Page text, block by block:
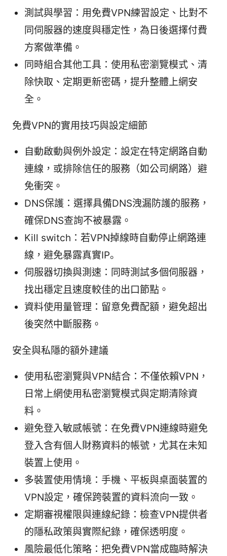
測試與學習：用免費VPN練習設定、比對不
同伺服器的速度與穩定性，為日後選擇付費
方案做準備。
同時組合其他工具：使用私密瀏覽模式、清
除快取、定期更新密碼，提升整體上網安
全。
免費VPN的實用技巧與設定細節
自動啟動與例外設定：設定在特定網路自動
連線，或排除信任的服務（如公司網路）避
免衝突。
DNS保護：選擇具備DNS洩漏防護的服務，
確保DNS查詢不被暴露。
Kill switch：若VPN掉線時自動停止網路連
線，避免暴露真實IP。
伺服器切換與測速：同時測試多個伺服器，
找出穩定且速度較佳的出口節點。
資料使用量管理：留意免費配額，避免超出
後突然中斷服務。
安全與私隱的額外建議
使用私密瀏覽與VPN結合：不僅依賴VPN，
日常上網使用私密瀏覽模式與定期清除資
料。
避免登入敏感帳號：在免費VPN連線時避免
登入含有個人財務資料的帳號，尤其在未知
裝置上使用。
多裝置使用情境：手機、平板與桌面裝置的
VPN設定，確保跨裝置的資料流向一致。
定期審視權限與連線紀錄：檢查VPN提供者
的隱私政策與實際紀錄，確保透明度。
風險最低化策略：把免費VPN當成臨時解決